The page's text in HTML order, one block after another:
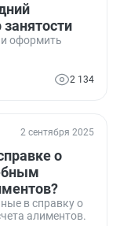
оформить
2 134
2 сентября 2025
о
в справку о
алиментов.